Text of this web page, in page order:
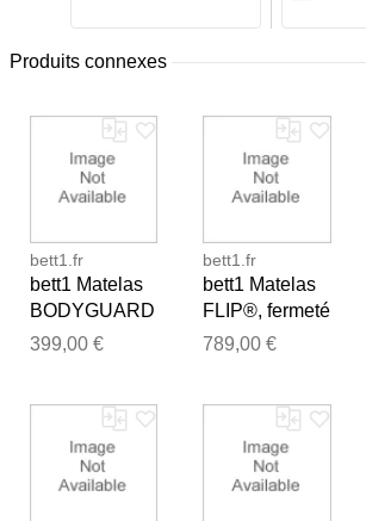
Produits connexes
bett1.fr
bett1 Matelas
BODYGUARD
®, fermeté
399,00 €
bett1.fr
bett1 Matelas
FLIP®, fermeté
moyenne (H3),
789,00 €